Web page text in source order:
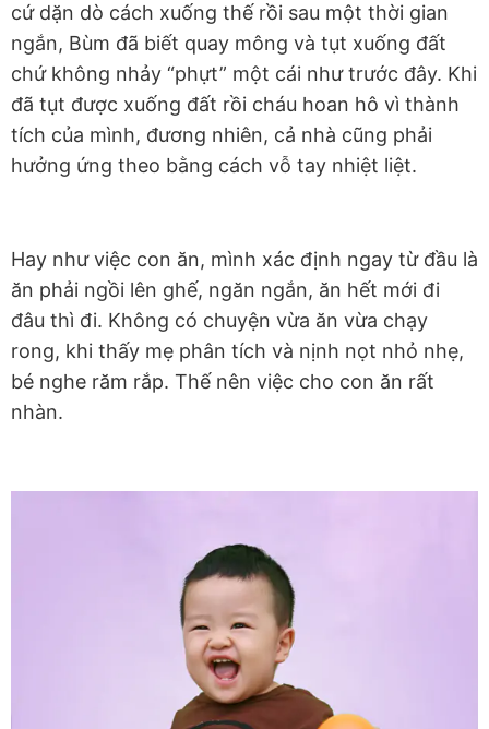
cứ dặn dò cách xuống thế rồi sau một thời gian
ngắn, Bùm đã biết quay mông và tụt xuống đất
chứ không nhảy “phựt” một cái như trước đây. Khi
đã tụt được xuống đất rồi cháu hoan hô vì thành
tích của mình, đương nhiên, cả nhà cũng phải
hưởng ứng theo bằng cách vỗ tay nhiệt liệt.
Hay như việc con ăn, mình xác định ngay từ đầu là
ăn phải ngồi lên ghế, ngăn ngắn, ăn hết mới đi
đâu thì đi. Không có chuyện vừa ăn vừa chạy
rong, khi thấy mẹ phân tích và nịnh nọt nhỏ nhẹ,
bé nghe răm rắp. Thế nên việc cho con ăn rất
nhàn.